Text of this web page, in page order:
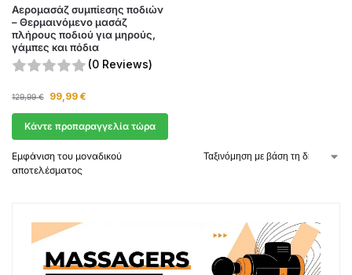
Αερομασάζ συμπίεσης ποδιών
– Θερμαινόμενο μασάζ
πλήρους ποδιού για μηρούς,
γάμπες και πόδια
(0 Reviews)
129,99€ 99,99 €
Κάντε προπαραγγελία τώρα
Εμφάνιση του μοναδικού
αποτελέσματος